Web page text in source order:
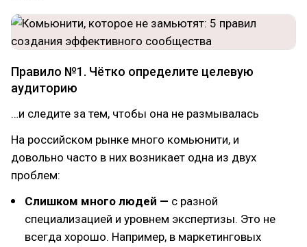
Правило №1. Чётко определите целевую
аудиторию
…и следите за тем, чтобы она не размывалась
На российском рынке много комьюнити, и
довольно часто в них возникает одна из двух
проблем:
Слишком много людей — c разной
специализацией и уровнем экспертизы. Это не
всегда хорошо. Например, в маркетинговых